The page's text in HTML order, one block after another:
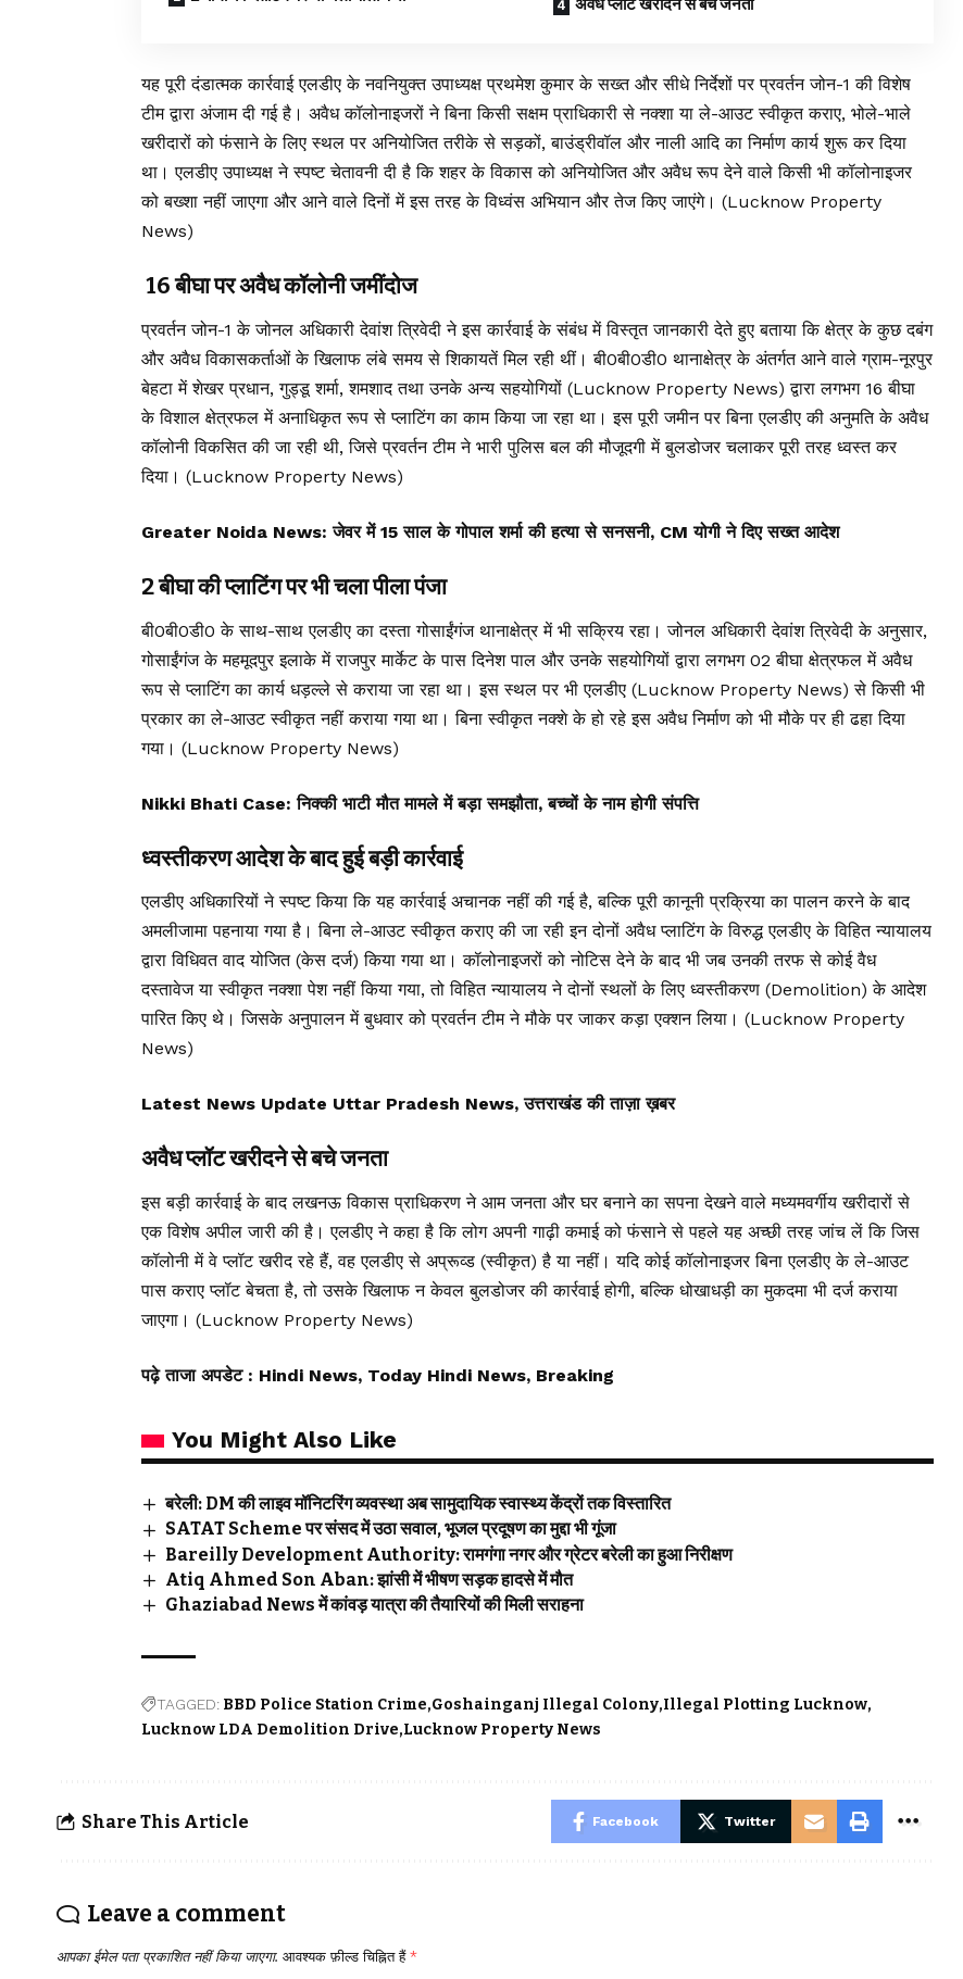
अवैध प्लॉट खरीदने से बचे जनता
यह पूरी दंडात्मक कार्रवाई एलडीए के नवनियुक्त उपाध्यक्ष प्रथमेश कुमार के सख्त और सीधे निर्देशों पर प्रवर्तन जोन-1 की विशेष
टीम द्वारा अंजाम दी गई है। अवैध कॉलोनाइजरों ने बिना किसी सक्षम प्राधिकारी से नक्शा या ले-आउट स्वीकृत कराए, भोले-भाले
खरीदारों को फंसाने के लिए स्थल पर अनियोजित तरीके से सड़कों, बाउंड्रीवॉल और नाली आदि का निर्माण कार्य शुरू कर दिया
था। एलडीए उपाध्यक्ष ने स्पष्ट चेतावनी दी है कि शहर के विकास को अनियोजित और अवैध रूप देने वाले किसी भी कॉलोनाइजर
को बख्शा नहीं जाएगा और आने वाले दिनों में इस तरह के विध्वंस अभियान और तेज किए जाएंगे। (Lucknow Property
News)
16 बीघा पर अवैध कॉलोनी जमींदोज
प्रवर्तन जोन-1 के जोनल अधिकारी देवांश त्रिवेदी ने इस कार्रवाई के संबंध में विस्तृत जानकारी देते हुए बताया कि क्षेत्र के कुछ दबंग
और अवैध विकासकर्ताओं के खिलाफ लंबे समय से शिकायतें मिल रही थीं। बी0बी0डी0 थानाक्षेत्र के अंतर्गत आने वाले ग्राम-नूरपुर
बेहटा में शेखर प्रधान, गुड्डू शर्मा, शमशाद तथा उनके अन्य सहयोगियों (Lucknow Property News) द्वारा लगभग 16 बीघा
के विशाल क्षेत्रफल में अनाधिकृत रूप से प्लाटिंग का काम किया जा रहा था। इस पूरी जमीन पर बिना एलडीए की अनुमति के अवैध
कॉलोनी विकसित की जा रही थी, जिसे प्रवर्तन टीम ने भारी पुलिस बल की मौजूदगी में बुलडोजर चलाकर पूरी तरह ध्वस्त कर
दिया। (Lucknow Property News)
Greater Noida News: जेवर में 15 साल के गोपाल शर्मा की हत्या से सनसनी, CM योगी ने दिए सख्त आदेश
2 बीघा की प्लाटिंग पर भी चला पीला पंजा
बी0बी0डी0 के साथ-साथ एलडीए का दस्ता गोसाईंगंज थानाक्षेत्र में भी सक्रिय रहा। जोनल अधिकारी देवांश त्रिवेदी के अनुसार,
गोसाईंगंज के महमूदपुर इलाके में राजपुर मार्केट के पास दिनेश पाल और उनके सहयोगियों द्वारा लगभग 02 बीघा क्षेत्रफल में अवैध
रूप से प्लाटिंग का कार्य धड़ल्ले से कराया जा रहा था। इस स्थल पर भी एलडीए (Lucknow Property News) से किसी भी
प्रकार का ले-आउट स्वीकृत नहीं कराया गया था। बिना स्वीकृत नक्शे के हो रहे इस अवैध निर्माण को भी मौके पर ही ढहा दिया
गया। (Lucknow Property News)
Nikki Bhati Case: निक्की भाटी मौत मामले में बड़ा समझौता, बच्चों के नाम होगी संपत्ति
ध्वस्तीकरण आदेश के बाद हुई बड़ी कार्रवाई
एलडीए अधिकारियों ने स्पष्ट किया कि यह कार्रवाई अचानक नहीं की गई है, बल्कि पूरी कानूनी प्रक्रिया का पालन करने के बाद
अमलीजामा पहनाया गया है। बिना ले-आउट स्वीकृत कराए की जा रही इन दोनों अवैध प्लाटिंग के विरुद्ध एलडीए के विहित न्यायालय
द्वारा विधिवत वाद योजित (केस दर्ज) किया गया था। कॉलोनाइजरों को नोटिस देने के बाद भी जब उनकी तरफ से कोई वैध
दस्तावेज या स्वीकृत नक्शा पेश नहीं किया गया, तो विहित न्यायालय ने दोनों स्थलों के लिए ध्वस्तीकरण (Demolition) के आदेश
पारित किए थे। जिसके अनुपालन में बुधवार को प्रवर्तन टीम ने मौके पर जाकर कड़ा एक्शन लिया। (Lucknow Property
News)
Latest News Update Uttar Pradesh News, उत्तराखंड की ताज़ा ख़बर
अवैध प्लॉट खरीदने से बचे जनता
इस बड़ी कार्रवाई के बाद लखनऊ विकास प्राधिकरण ने आम जनता और घर बनाने का सपना देखने वाले मध्यमवर्गीय खरीदारों से
एक विशेष अपील जारी की है। एलडीए ने कहा है कि लोग अपनी गाढ़ी कमाई को फंसाने से पहले यह अच्छी तरह जांच लें कि जिस
कॉलोनी में वे प्लॉट खरीद रहे हैं, वह एलडीए से अप्रूव्ड (स्वीकृत) है या नहीं। यदि कोई कॉलोनाइजर बिना एलडीए के ले-आउट
पास कराए प्लॉट बेचता है, तो उसके खिलाफ न केवल बुलडोजर की कार्रवाई होगी, बल्कि धोखाधड़ी का मुकदमा भी दर्ज कराया
जाएगा। (Lucknow Property News)
पढ़े ताजा अपडेट : Hindi News, Today Hindi News, Breaking
You Might Also Like
बरेली: DM की लाइव मॉनिटरिंग व्यवस्था अब सामुदायिक स्वास्थ्य केंद्रों तक विस्तारित
SATAT Scheme पर संसद में उठा सवाल, भूजल प्रदूषण का मुद्दा भी गूंजा
Bareilly Development Authority: रामगंगा नगर और ग्रेटर बरेली का हुआ निरीक्षण
Atiq Ahmed Son Aban: झांसी में भीषण सड़क हादसे में मौत
Ghaziabad News में कांवड़ यात्रा की तैयारियों की मिली सराहना
TAGGED: BBD Police Station Crime Goshainganj Illegal Colony Illegal Plotting Lucknow
Lucknow LDA Demolition Drive Lucknow Property News
Share This Article Facebook Twitter
Leave a comment
आपका ईमेल पता प्रकाशित नहीं किया जाएगा. आवश्यक फ़ील्ड चिह्नित हैं *